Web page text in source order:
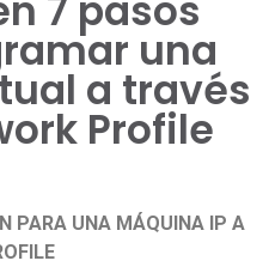
una
a través
Profile
PARA UNA MÁQUINA IP A